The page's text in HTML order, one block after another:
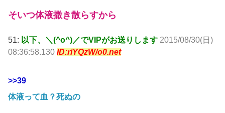
そいつ体液撒き散らすから
51: 以下、＼(^o^)／でVIPがお送りします 2015/08/30(日)
08:36:58.130 ID:riYQzW/o0.net
>>39
体液って血？死ぬの